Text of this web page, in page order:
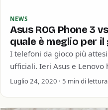
NEWS
Asus ROG Phone 3
quale è meglio per il
I telefoni da gioco più
ufficiali. Ieri Asus e
telefoni da gioco…
Luglio 24, 2020 · 5 min di lettura